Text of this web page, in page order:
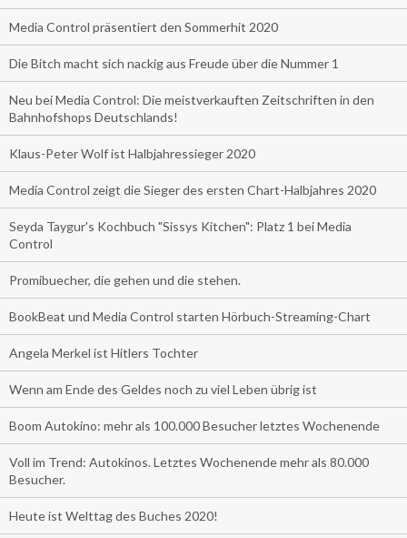
Media Control präsentiert den Sommerhit 2020
Die Bitch macht sich nackig aus Freude über die Nummer 1
Neu bei Media Control: Die meistverkauften Zeitschriften in den
Bahnhofshops Deutschlands!
Klaus-Peter Wolf ist Halbjahressieger 2020
Media Control zeigt die Sieger des ersten Chart-Halbjahres 2020
Seyda Taygur's Kochbuch "Sissys Kitchen": Platz 1 bei Media
Control
Promibuecher, die gehen und die stehen.
BookBeat und Media Control starten Hörbuch-Streaming-Chart
Angela Merkel ist Hitlers Tochter
Wenn am Ende des Geldes noch zu viel Leben übrig ist
Boom Autokino: mehr als 100.000 Besucher letztes Wochenende
Voll im Trend: Autokinos. Letztes Wochenende mehr als 80.000
Besucher.
Heute ist Welttag des Buches 2020!